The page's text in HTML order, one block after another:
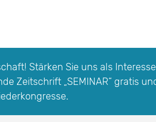
Stärken Sie uns als
Zeitschrift „SEMINAR“ gratis